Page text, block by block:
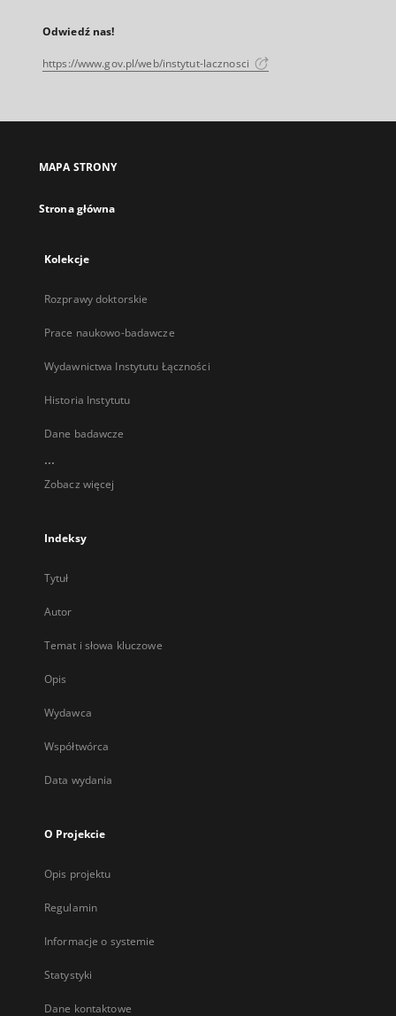
Odwiedź nas!
https://www.gov.pl/web/instytut-lacznosci
MAPA STRONY
Strona główna
Kolekcje
Rozprawy doktorskie
Prace naukowo-badawcze
Wydawnictwa Instytutu Łączności
Historia Instytutu
Dane badawcze
...
Zobacz więcej
Indeksy
Tytuł
Autor
Temat i słowa kluczowe
Opis
Wydawca
Współtwórca
Data wydania
O Projekcie
Opis projektu
Regulamin
Informacje o systemie
Statystyki
Dane kontaktowe